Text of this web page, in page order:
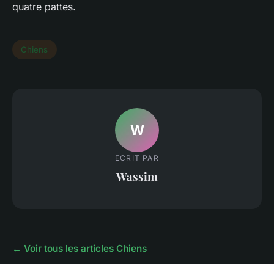
quatre pattes.
Chiens
W
ECRIT PAR
Wassim
← Voir tous les articles Chiens